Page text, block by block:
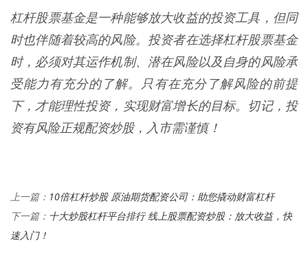
杠杆股票基金是一种能够放大收益的投资工具，但同
时也伴随着较高的风险。投资者在选择杠杆股票基金
时，必须对其运作机制、潜在风险以及自身的风险承
受能力有充分的了解。只有在充分了解风险的前提
下，才能理性投资，实现财富增长的目标。切记，投
资有风险正规配资炒股，入市需谨慎！
上一篇： 10倍杠杆炒股 原油期货配资公司：助您撬动财富杠杆
下一篇： 十大炒股杠杆平台排行 线上股票配资炒股：放大收益，快
速入门！